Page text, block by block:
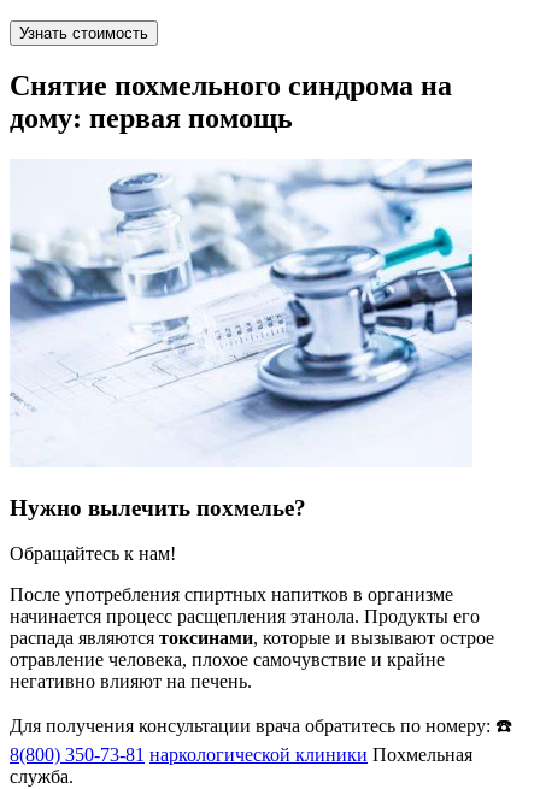
Узнать стоимость
Снятие похмельного синдрома на
дому: первая помощь
Нужно вылечить похмелье?
Обращайтесь к нам!
После употребления спиртных напитков в организме
начинается процесс расщепления этанола. Продукты его
распада являются токсинами, которые и вызывают острое
отравление человека, плохое самочувствие и крайне
негативно влияют на печень.
Для получения консультации врача обратитесь по номеру: ☎️
8(800) 350-73-81 наркологической клиники Похмельная
служба.